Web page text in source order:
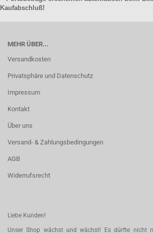
Kaufabschluß!
MEHR ÜBER...
Versandkosten
Privatsphäre und Datenschutz
Impressum
Kontakt
Über uns
Versand- & Zahlungsbedingungen
AGB
Widerrufsrecht
Liebe Kunden!
Unser Shop wächst und wächst! Es dürfte nicht